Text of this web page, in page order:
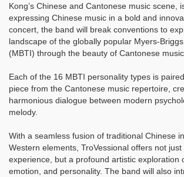
Kong’s Chinese and Cantonese music scene,
expressing Chinese music in a bold and
concert, the band will break conventions to
landscape of the globally popular Myers-
(MBTI) through the beauty of Cantonese
Each of the 16 MBTI personality types is
piece from the Cantonese music repertoire,
harmonious dialogue between modern
melody.
With a seamless fusion of traditional Chinese
Western elements, TroVessional offers not just
experience, but a profound artistic exploration
emotion, and personality. The band will also